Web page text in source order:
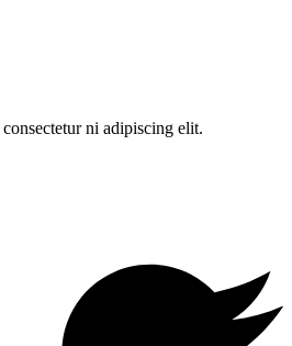
ni adipiscing elit.